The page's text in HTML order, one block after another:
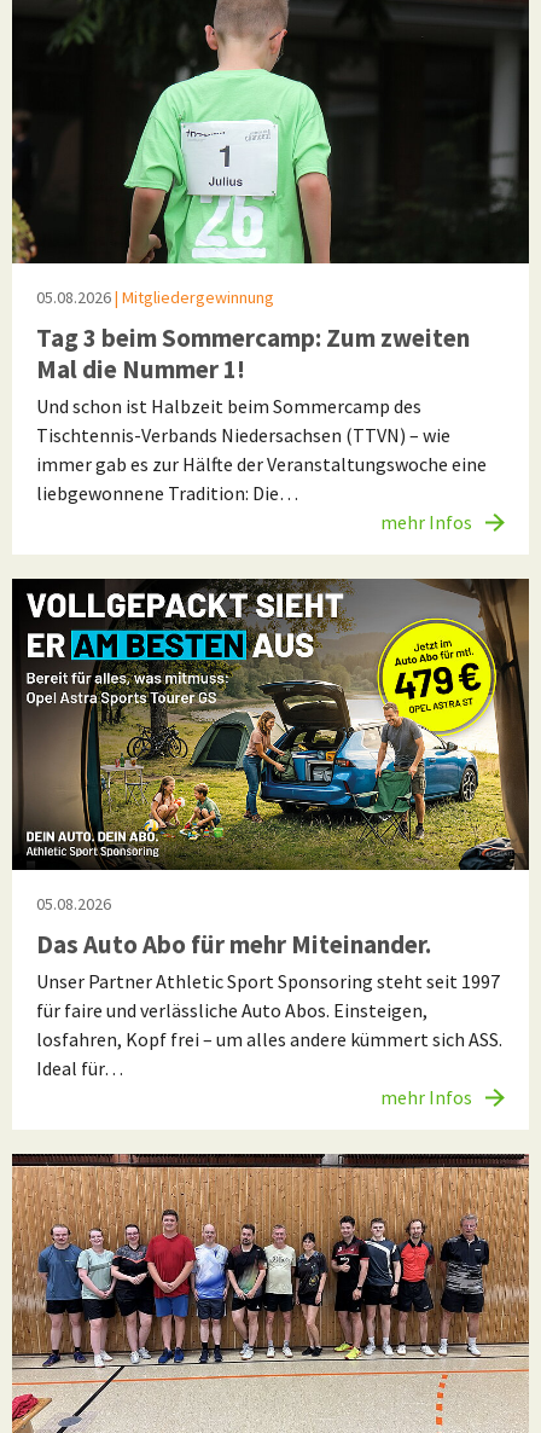
05.08.2026| Mitgliedergewinnung
Tag 3 beim Sommercamp: Zum zweiten
Mal die Nummer 1!
Und schon ist Halbzeit beim Sommercamp des
Tischtennis-Verbands Niedersachsen (TTVN) – wie
immer gab es zur Hälfte der Veranstaltungswoche eine
liebgewonnene Tradition: Die…
mehr Infos
05.08.2026
Das Auto Abo für mehr Miteinander.
Unser Partner Athletic Sport Sponsoring steht seit 1997
für faire und verlässliche Auto Abos. Einsteigen,
losfahren, Kopf frei – um alles andere kümmert sich ASS.
Ideal für…
mehr Infos